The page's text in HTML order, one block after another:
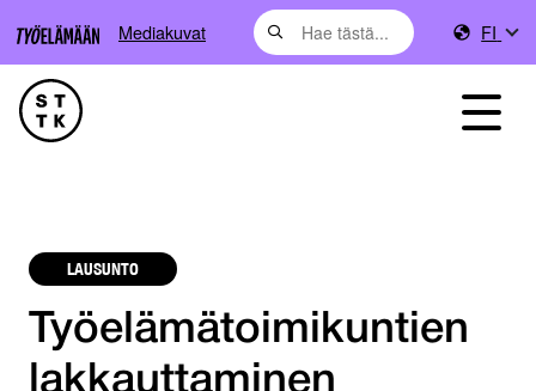
Mediakuvat FI
LAUSUNTO
Työelämätoimikuntien
lakkauttaminen